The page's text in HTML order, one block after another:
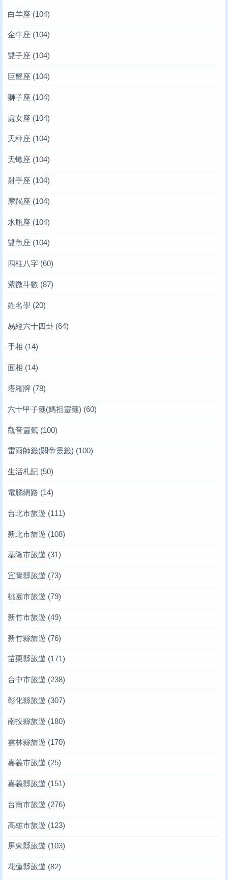
白羊座 (104)
金牛座 (104)
雙子座 (104)
巨蟹座 (104)
獅子座 (104)
處女座 (104)
天秤座 (104)
天蠍座 (104)
射手座 (104)
摩羯座 (104)
水瓶座 (104)
雙魚座 (104)
四柱八字 (60)
紫微斗數 (87)
姓名學 (20)
易經六十四卦 (64)
手相 (14)
面相 (14)
塔羅牌 (78)
六十甲子籤(媽祖靈籤) (60)
觀音靈籤 (100)
雷雨師籤(關帝靈籤) (100)
生活札記 (50)
電腦網路 (14)
台北市旅遊 (111)
新北市旅遊 (108)
基隆市旅遊 (31)
宜蘭縣旅遊 (73)
桃園市旅遊 (79)
新竹市旅遊 (49)
新竹縣旅遊 (76)
苗栗縣旅遊 (171)
台中市旅遊 (238)
彰化縣旅遊 (307)
南投縣旅遊 (180)
雲林縣旅遊 (170)
嘉義市旅遊 (25)
嘉義縣旅遊 (151)
台南市旅遊 (276)
高雄市旅遊 (123)
屏東縣旅遊 (103)
花蓮縣旅遊 (82)